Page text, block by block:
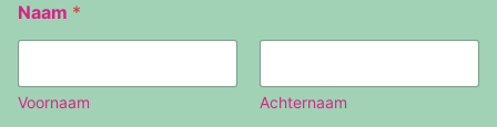
m
a
l
N
Naam *
Voornaam Achternaam